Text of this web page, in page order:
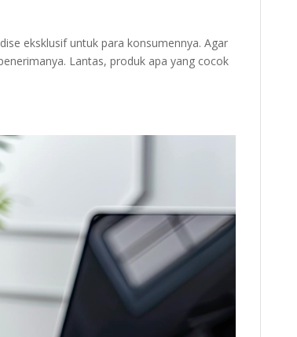
eksklusif untuk para konsumennya. Agar
Lantas, produk apa yang cocok